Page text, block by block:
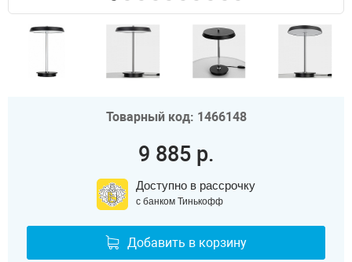
Товарный код: 1466148
9 885 р.
Доступно в рассрочку
с банком Тинькофф
Добавить в корзину